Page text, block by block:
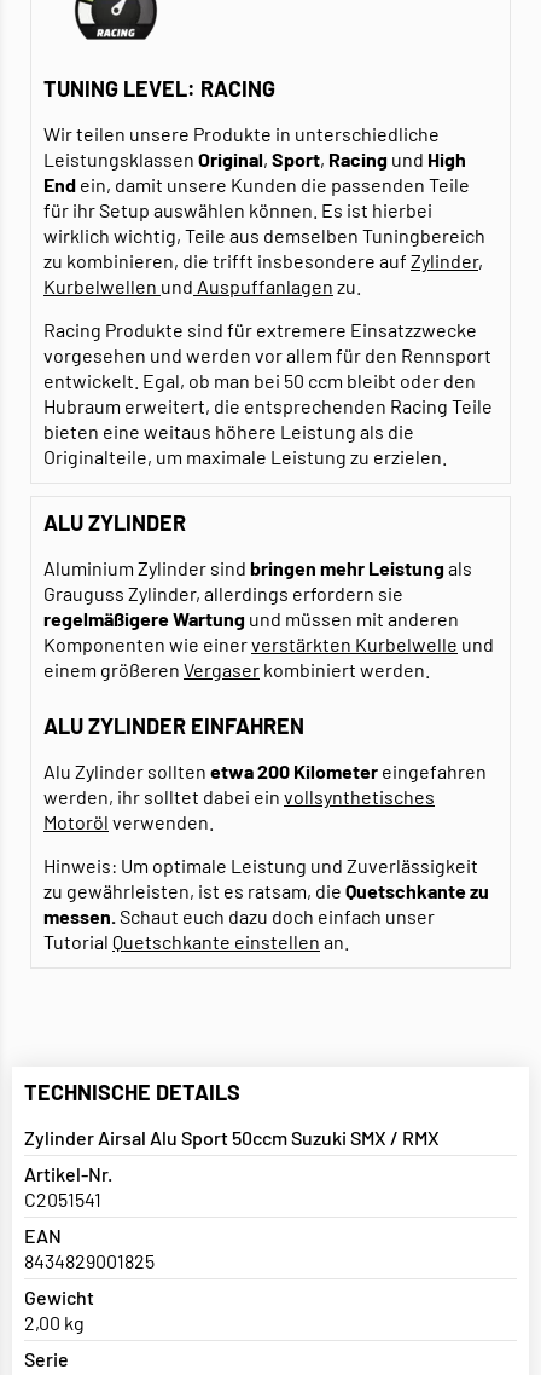
TUNING LEVEL: RACING
Wir teilen unsere Produkte in unterschiedliche
Leistungsklassen Original, Sport, Racing und High
End ein, damit unsere Kunden die passenden Teile
für ihr Setup auswählen können. Es ist hierbei
wirklich wichtig, Teile aus demselben Tuningbereich
zu kombinieren, die trifft insbesondere auf Zylinder,
Kurbelwellen und Auspuffanlagen zu.
Racing Produkte sind für extremere Einsatzzwecke
vorgesehen und werden vor allem für den Rennsport
entwickelt. Egal, ob man bei 50 ccm bleibt oder den
Hubraum erweitert, die entsprechenden Racing Teile
bieten eine weitaus höhere Leistung als die
Originalteile, um maximale Leistung zu erzielen.
ALU ZYLINDER
Aluminium Zylinder sind bringen mehr Leistungals
Grauguss Zylinder, allerdings erfordern sie
regelmäßigere Wartung und müssen mit anderen
Komponenten wie einerverstärkten Kurbelwelle und
einem größeren Vergaser kombiniert werden.
ALU ZYLINDER EINFAHREN
Alu Zylinder sollten etwa 200 Kilometer eingefahren
werden, ihr solltet dabei ein vollsynthetisches
Motoröl verwenden.
Hinweis: Um optimale Leistung und Zuverlässigkeit
zu gewährleisten, ist es ratsam, die Quetschkante zu
messen.Schaut euch dazu doch einfach unser
Tutorial Quetschkante einstellen an.
TECHNISCHE DETAILS
Zylinder Airsal Alu Sport 50ccm Suzuki SMX / RMX
Artikel-Nr.
C2051541
EAN
8434829001825
Gewicht
2,00 kg
Serie